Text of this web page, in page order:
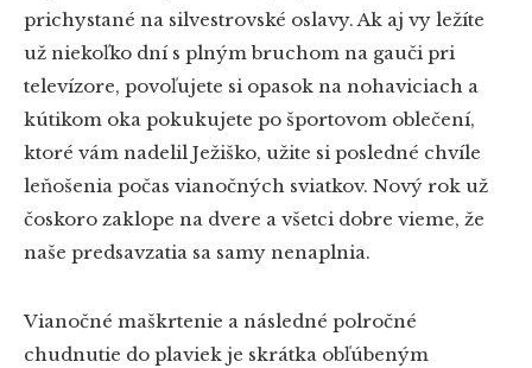
prichystané na silvestrovské oslavy. Ak aj vy ležíte
už niekoľko dní s plným bruchom na gauči pri
televízore, povoľujete si opasok na nohaviciach a
kútikom oka pokukujete po športovom oblečení,
ktoré vám nadelil Ježiško, užite si posledné chvíle
leňošenia počas vianočných sviatkov. Nový rok už
čoskoro zaklope na dvere a všetci dobre vieme, že
naše predsavzatia sa samy nenaplnia.
Vianočné maškrtenie a následné polročné
chudnutie do plaviek je skrátka obľúbeným